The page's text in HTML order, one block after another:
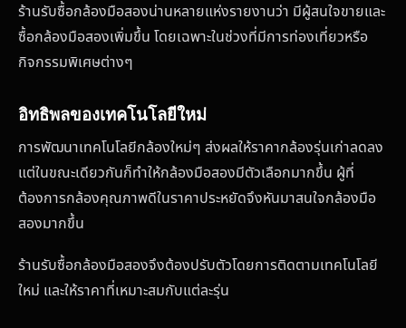
ร้านรับซื้อกล้องมือสองน่านหลายแห่งรายงานว่า มีผู้สนใจขายและ
ซื้อกล้องมือสองเพิ่มขึ้น โดยเฉพาะในช่วงที่มีการท่องเที่ยวหรือ
กิจกรรมพิเศษต่างๆ
อิทธิพลของเทคโนโลยีใหม่
การพัฒนาเทคโนโลยีกล้องใหม่ๆ ส่งผลให้ราคากล้องรุ่นเก่าลดลง
แต่ในขณะเดียวกันก็ทำให้กล้องมือสองมีตัวเลือกมากขึ้น ผู้ที่
ต้องการกล้องคุณภาพดีในราคาประหยัดจึงหันมาสนใจกล้องมือ
สองมากขึ้น
ร้านรับซื้อกล้องมือสองจึงต้องปรับตัวโดยการติดตามเทคโนโลยี
ใหม่ และให้ราคาที่เหมาะสมกับแต่ละรุ่น